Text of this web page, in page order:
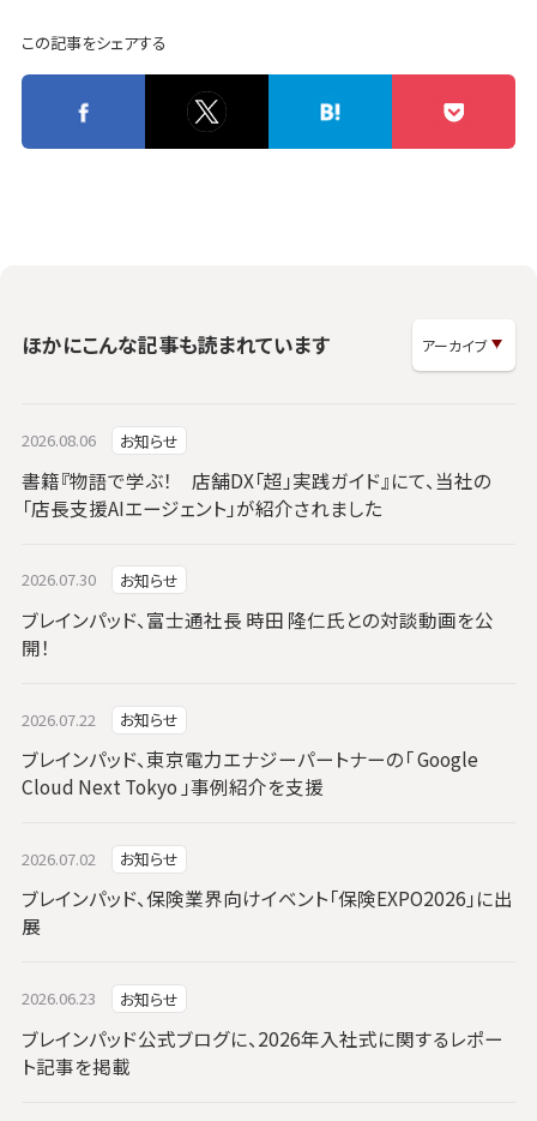
この記事をシェアする
ほかにこんな記事も読まれています
2026.08.06 お知らせ
書籍『物語で学ぶ！ 店舗DX「超」実践ガイド』にて、当社の
「店長支援AIエージェント」が紹介されました
2026.07.30 お知らせ
ブレインパッド、富士通社長 時田 隆仁氏との対談動画を公
開！
2026.07.22 お知らせ
ブレインパッド、東京電力エナジーパートナーの「 Google
Cloud Next Tokyo 」事例紹介を支援
2026.07.02 お知らせ
ブレインパッド、保険業界向けイベント「保険EXPO2026」に出
展
2026.06.23 お知らせ
ブレインパッド公式ブログに、2026年入社式に関するレポー
ト記事を掲載